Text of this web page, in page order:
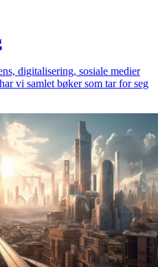
digitalisering, sosiale medier
vi samlet bøker som tar for seg